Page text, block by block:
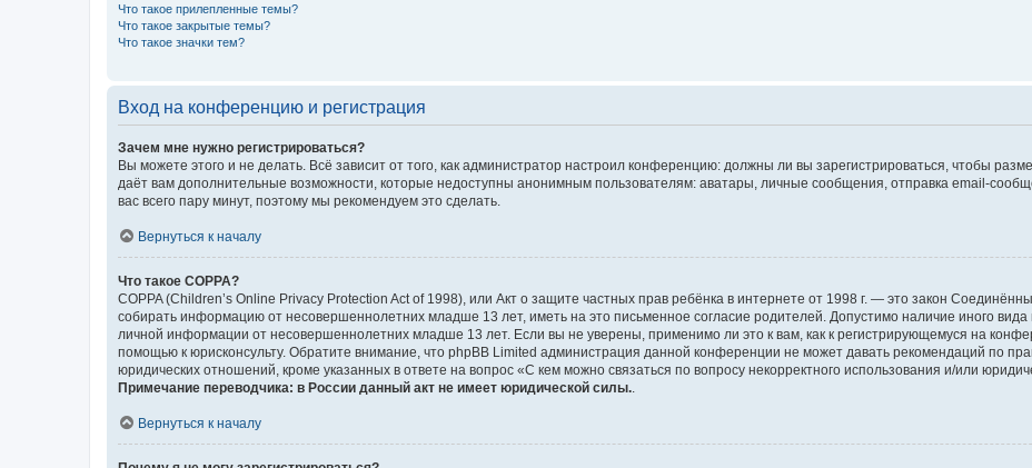
Что такое прилепленные темы?
Что такое закрытые темы?
Что такое значки тем?
Вход на конференцию и регистрация
Зачем мне нужно регистрироваться?
Вы можете этого и не делать. Всё зависит от того, как администратор настроил конференцию: должны ли вы зарегистрироваться, чтобы
даёт вам дополнительные возможности, которые недоступны анонимным пользователям: аватары, личные сообщения, отправка email-
вас всего пару минут, поэтому мы рекомендуем это сделать.
Вернуться к началу
Что такое COPPA?
COPPA (Children’s Online Privacy Protection Act of 1998), или Акт о защите частных прав ребёнка в интернете от 1998 г. — это закон
собирать информацию от несовершеннолетних младше 13 лет, иметь на это письменное согласие родителей. Допустимо наличие иного
личной информации от несовершеннолетних младше 13 лет. Если вы не уверены, применимо ли это к вам, как к регистрирующемуся на
помощью к юрисконсульту. Обратите внимание, что phpBB Limited администрация данной конференции не может давать рекомендаций по
юридических отношений, кроме указанных в ответе на вопрос «С кем можно связаться по вопросу некорректного использования и/или
Примечание переводчика: в России данный акт не имеет юридической силы.
Вернуться к началу